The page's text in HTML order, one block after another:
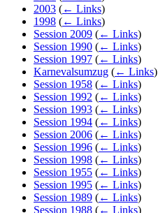
2003 (← Links)
1998 (← Links)
Session 2009 (← Links)
Session 1990 (← Links)
Session 1997 (← Links)
Karnevalsumzug (← Links)
Session 1958 (← Links)
Session 1992 (← Links)
Session 1993 (← Links)
Session 1994 (← Links)
Session 2006 (← Links)
Session 1996 (← Links)
Session 1998 (← Links)
Session 1955 (← Links)
Session 1995 (← Links)
Session 1989 (← Links)
Session 1988 (← Links)